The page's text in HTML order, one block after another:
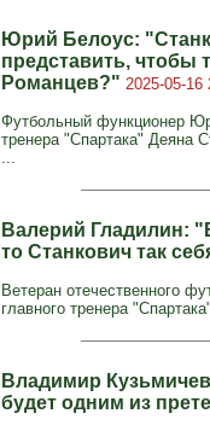
Юрий Белоус:
представить, чтобы
Романцев?" 2025-05-16
Футбольный функционер
тренера "Спартака" Деяна
...
Валерий Гладилин:
то Станкович так
Ветеран отечественного
главного тренера
Владимир
будет одним из